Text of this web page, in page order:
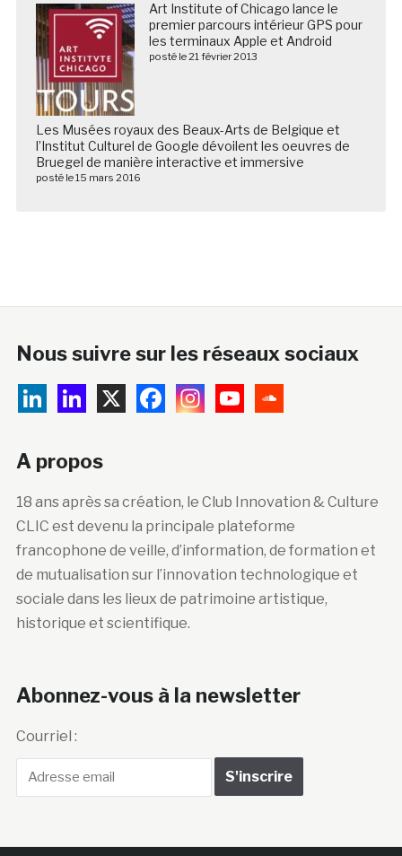
Art Institute of Chicago lance le
premier parcours intérieur GPS pour
les terminaux Apple et Android
posté le 21 février 2013
Les Musées royaux des Beaux-Arts de Belgique et
l’Institut Culturel de Google dévoilent les oeuvres de
Bruegel de manière interactive et immersive
posté le 15 mars 2016
Nous suivre sur les réseaux sociaux
A propos
18 ans après sa création, le Club Innovation & Culture
CLIC est devenu la principale plateforme
francophone de veille, d’information, de formation et
de mutualisation sur l’innovation technologique et
sociale dans les lieux de patrimoine artistique,
historique et scientifique.
Abonnez-vous à la newsletter
Courriel :